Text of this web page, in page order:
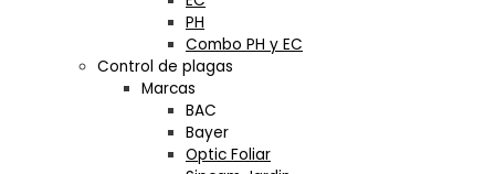
PH
Combo PH y EC
Control de plagas
Marcas
BAC
Bayer
Optic Foliar